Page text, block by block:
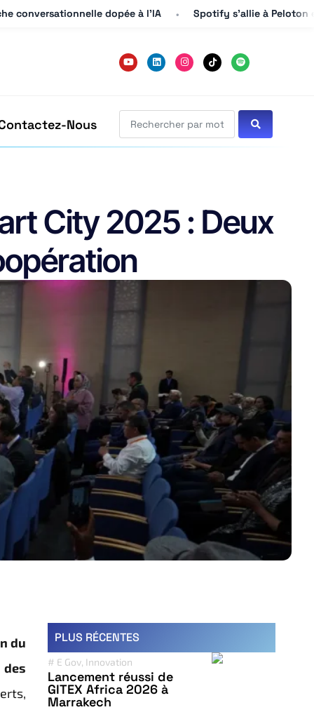
conversationnelle dopée à l’IA Spotify s’allie à Peloton
conversationnelle dopée à l’IA Spotify s’allie à Peloton
Nous
City 2025 : Deux
du
des
PLUS RÉCENTES
# E Gov, Innovation
Lancement réussi de
GITEX Africa 2026 à
Marrakech